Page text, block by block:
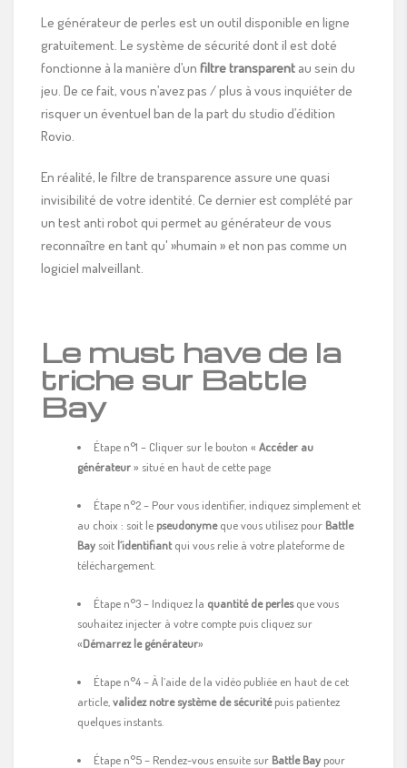
Le générateur de perles est un outil disponible en ligne
gratuitement. Le système de sécurité dont il est doté
fonctionne à la manière d’un filtre transparent au sein du
jeu. De ce fait, vous n’avez pas / plus à vous inquiéter de
risquer un éventuel ban de la part du studio d’édition
Rovio.
En réalité, le filtre de transparence assure une quasi
invisibilité de votre identité. Ce dernier est complété par
un test anti robot qui permet au générateur de vous
reconnaître en tant qu' »humain » et non pas comme un
logiciel malveillant.
Le must have de la
triche sur Battle
Bay
Étape n°1 – Cliquer sur le bouton « Accéder au
générateur» situé en haut de cette page
Étape n°2 – Pour vous identifier, indiquez simplement et
au choix : soit le pseudonymeque vous utilisez pour Battle
Bay soit l’identifiantqui vous relie à votre plateforme de
téléchargement.
Étape n°3 – Indiquez la quantité de perlesque vous
souhaitez injecter à votre compte puis cliquez sur
«Démarrez le générateur»
Étape n°4 – À l’aide de la vidéo publiée en haut de cet
article, validez notre système de sécuritépuis patientez
quelques instants.
Étape n°5 – Rendez-vous ensuite sur Battle Bay pour